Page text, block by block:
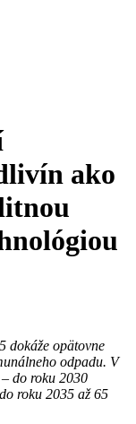
ako
dokáže opätovne
odpadu. V
do roku 2030
roku 2035 až 65